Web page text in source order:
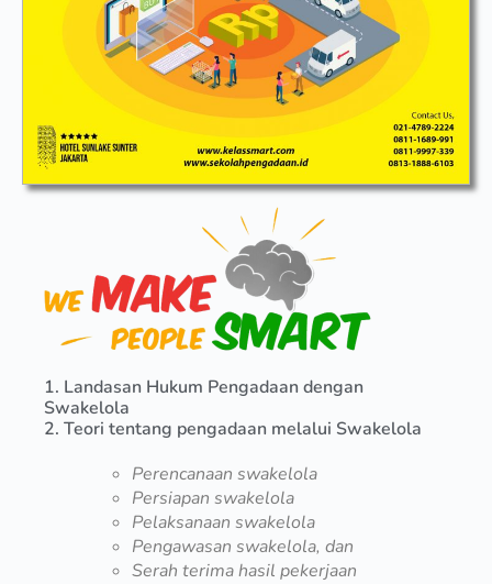
1. Landasan Hukum Pengadaan dengan
Swakelola
2. Teori tentang pengadaan melalui Swakelola
Perencanaan swakelola
Persiapan swakelola
Pelaksanaan swakelola
Pengawasan swakelola, dan
Serah terima hasil pekerjaan